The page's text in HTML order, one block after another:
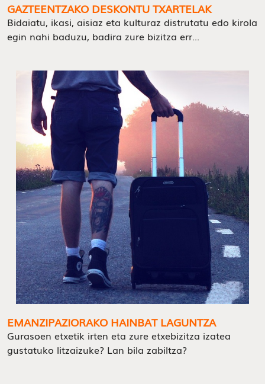
GAZTEENTZAKO DESKONTU TXARTELAK
Bidaiatu, ikasi, aisiaz eta kulturaz distrutatu edo kirola
egin nahi baduzu, badira zure bizitza err...
EMANZIPAZIORAKO HAINBAT LAGUNTZA
Gurasoen etxetik irten eta zure etxebizitza izatea
gustatuko litzaizuke? Lan bila zabiltza?